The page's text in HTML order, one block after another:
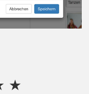
★